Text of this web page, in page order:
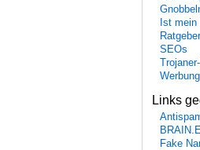
Ist
SEOs
Werbung
Links
Fake